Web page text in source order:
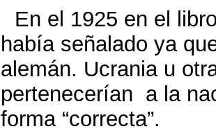
En el 1925 en el
había señalado ya
alemán. Ucrania u
pertenecerían a la
forma “correcta”.